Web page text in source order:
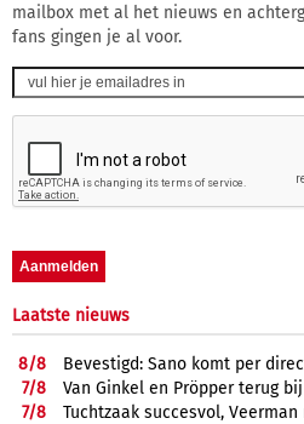
mailbox met al het nieuws en
fans gingen je al voor.
Laatste nieuws
8/8
Bevestigd: Sano komt per
7/8
Van Ginkel en Pröpper terug bij
7/8
Tuchtzaak succesvol,